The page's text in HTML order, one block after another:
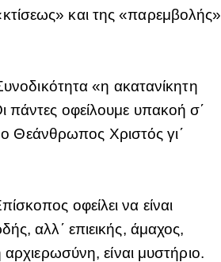
και της «παρεμβολής»
«η ακατανίκητη
οφείλουμε υπακοή σ΄
Θεάνθρωπος Χριστός γι΄
οφείλει να είναι
αλλ΄ επιεικής, άμαχος,
είναι μυστήριο.